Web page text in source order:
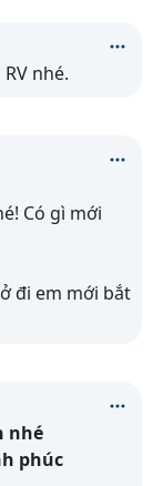
nhé.
Có gì mới
đi em mới bắt
nhé
phúc